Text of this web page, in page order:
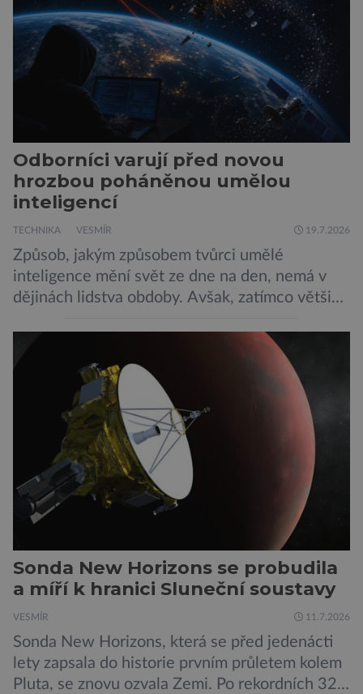
Odborníci varují před novou
hrozbou poháněnou umělou
inteligencí
TECHNIKA VESMÍR 19.7.2026
Způsob, jakým způsobem tvůrci umělé
inteligence mění svět ze dne na den, nemá v
dějinách lidstva obdoby. Avšak, zatímco většina
generování obrázků nebo automatizaci práce,
bezpečnostní experti upozorňují na mnohem
méně nápadné riziko. Podle některých
odborníků by už během příštích dvou let mohly
pokročilé systémy AI výrazně usnadnit
kybernetické útoky […]
Sonda New Horizons se probudila
a míří k hranici Sluneční soustavy
VESMÍR 11.7.2026
Sonda New Horizons, která se před jedenácti
lety zapsala do historie prvním průletem kolem
Pluta, se znovu ozvala Zemi. Po rekordních 321